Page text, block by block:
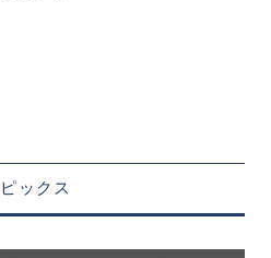
ピックス